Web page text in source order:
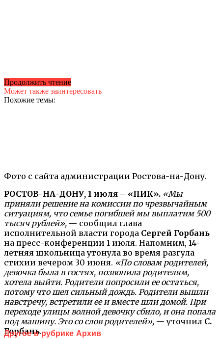
Фото с сайта администрации Ростова-на-Дону.
РОСТОВ-НА-ДОНУ, 1 июля – «ПИК». «Мы
приняли решение на комиссии по чрезвычайным
ситуациям, что семье погибшей мы выплатим 500
тысяч рублей», — сообщил глава
исполнительной власти города Сергей Горбань
на пресс-конференции 1 июля. Напомним, 14-
летняя школьница утонула во время разгула
стихии вечером 30 июня. «По словам родителей,
девочка была в гостях, позвонила родителям,
хотела выйти. Родители попросили ее остаться,
потому что шел сильный дождь. Родители вышли
навстречу, встретили ее и вместе шли домой. При
переходе улицы волной девочку сбило, и она попала
под машину. Это со слов родителей», — уточнил С.
Горбань.
Продолжить чтение
Может также заинтересовать
Похожие темы:
Другое в рубрике Архив